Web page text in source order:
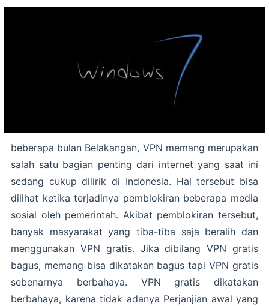
beberapa bulan Belakangan, VPN memang merupakan
salah satu bagian penting dari internet yang saat ini
sedang cukup dilirik di Indonesia. Hal tersebut bisa
dilihat ketika terjadinya pemblokiran beberapa media
sosial oleh pemerintah. Akibat pemblokiran tersebut,
banyak masyarakat yang tiba-tiba saja beralih dan
menggunakan VPN gratis. Jika dibilang VPN gratis
bagus, memang bisa dikatakan bagus tapi VPN gratis
sebenarnya berbahaya. VPN gratis dikatakan
berbahaya, karena tidak adanya Perjanjian awal yang